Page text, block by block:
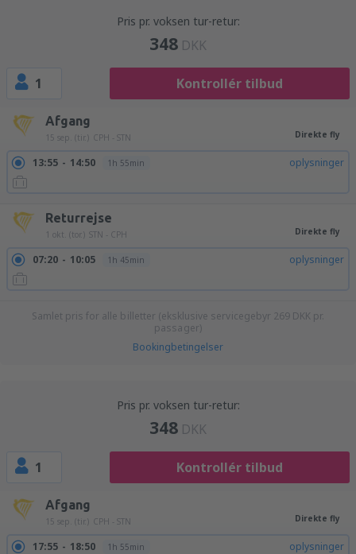
Pris pr. voksen tur-retur:
348 DKK
1 Kontrollér tilbud
Afgang
15 sep. (tir.) CPH - STN Direkte fly
13:55 14:50 1h 55min oplysninger
Returrejse
1 okt. (tor.) STN - CPH Direkte fly
07:20 10:05 1h 45min oplysninger
Samlet pris for alle billetter (eksklusive servicegebyr 269 DKK pr.
passager)
Bookingbetingelser
Pris pr. voksen tur-retur:
348 DKK
1 Kontrollér tilbud
Afgang
15 sep. (tir.) CPH - STN Direkte fly
17:55 18:50 1h 55min oplysninger